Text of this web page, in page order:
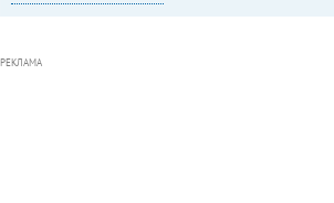
РЕКЛАМА